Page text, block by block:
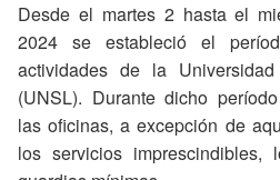
Desde el martes 2 hasta el
2024 se estableció el
actividades de la
(UNSL). Durante dicho
las oficinas, a excepción de
los servicios imprescindibles,